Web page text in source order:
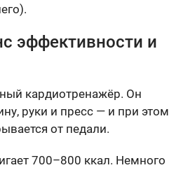
эффективности и
кардиотренажёр. Он
руки и пресс — и при этом
от педали.
700–800 ккал. Немного